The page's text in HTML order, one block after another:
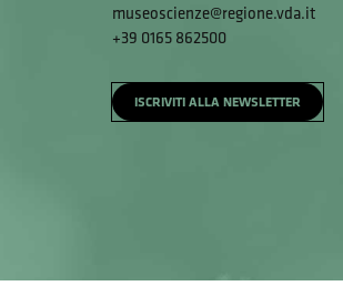
museoscienze@regione.vda.it
+39 0165 862500
ISCRIVITI ALLA NEWSLETTER